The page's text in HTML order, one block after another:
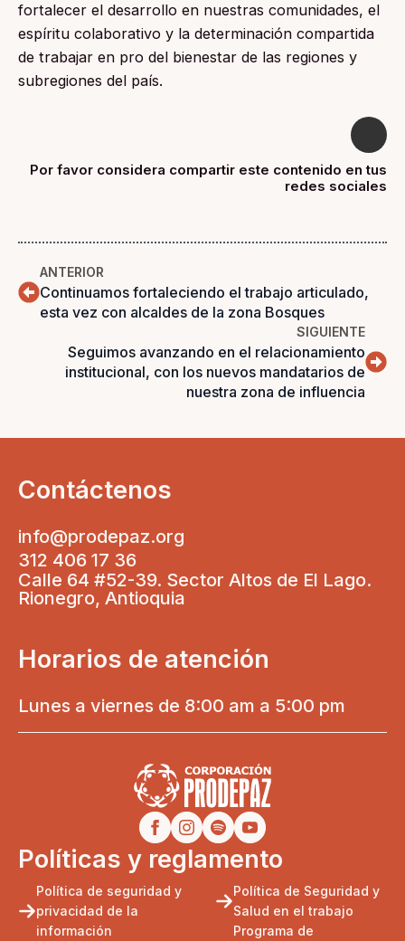
fortalecer el desarrollo en nuestras comunidades, el
espíritu colaborativo y la determinación compartida
de trabajar en pro del bienestar de las regiones y
subregiones del país.
Por favor considera compartir este contenido en tus
redes sociales
ANTERIOR
Continuamos fortaleciendo el trabajo articulado,
esta vez con alcaldes de la zona Bosques
SIGUIENTE
Seguimos avanzando en el relacionamiento
institucional, con los nuevos mandatarios de
nuestra zona de influencia
Contáctenos
info@prodepaz.org
312 406 17 36
Calle 64 #52-39. Sector Altos de El Lago.
Rionegro, Antioquia
Horarios de atención
Lunes a viernes de 8:00 am a 5:00 pm
Políticas y reglamento
Política de seguridad y
privacidad de la
información
Política de Seguridad y
Salud en el trabajo
Programa de